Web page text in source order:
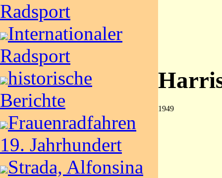
Radsport
Internationaler
Radsport
historische
Berichte
Frauenradfahren
19. Jahrhundert
Strada, Alfonsina
1949